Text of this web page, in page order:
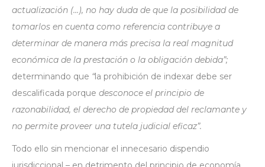
actualización (…), no hay duda de que la posibilidad de
tomarlos en cuenta como referencia contribuye a
determinar de manera más precisa la real magnitud
económica de la prestación o la obligación debida”;
determinando que “la prohibición de indexar debe ser
descalificada porque desconoce el principio de
razonabilidad, el derecho de propiedad del reclamante y
no permite proveer una tutela judicial eficaz”.
Todo ello sin mencionar el innecesario dispendio